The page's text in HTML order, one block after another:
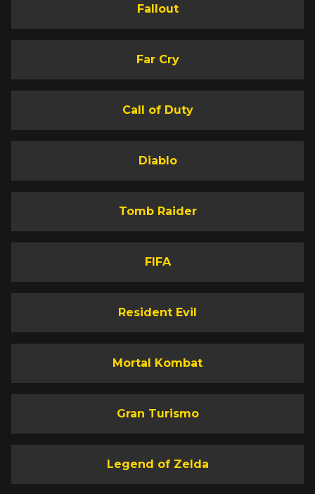
Fallout
Far Cry
Call of Duty
Diablo
Tomb Raider
FIFA
Resident Evil
Mortal Kombat
Gran Turismo
Legend of Zelda